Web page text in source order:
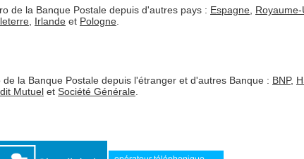
de la Banque Postale depuis d'autres pays : Espagne Royaume-
Irlande et Pologne
la Banque Postale depuis l'étranger et d'autres Banque : BNP,
Mutuel et Société Générale